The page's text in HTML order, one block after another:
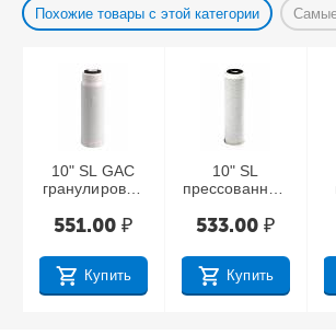
Похожие товары с этой категории
10" SL GAC
гранулирован
Райфил
551.00 ₽
Купить
10" SL
прессованный
533.00 ₽
Купить